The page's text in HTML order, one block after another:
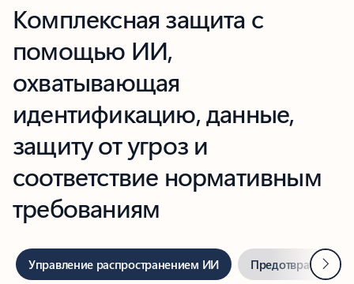
Комплексная защита с
помощью ИИ,
охватывающая
идентификацию, данные,
защиту от угроз и
соответствие нормативным
требованиям
Управление распространением ИИ ПредотвратитеДалее